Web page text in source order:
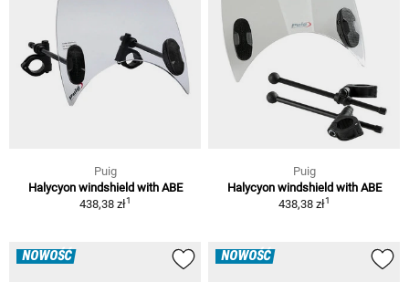
Puig
Halycyon windshield with ABE
438,38 zł1
Puig
Halycyon windshield with ABE
438,38 zł1
NOWOŚĆ NOWOŚĆ